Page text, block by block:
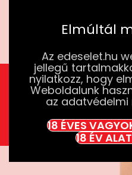
Elmúltál
Az edeselet.hu
jellegű
nyilatkozz, hogy
Weboldalunk
az adatvédelmi
18 ÉVES
18 ÉV
Az
nőknek